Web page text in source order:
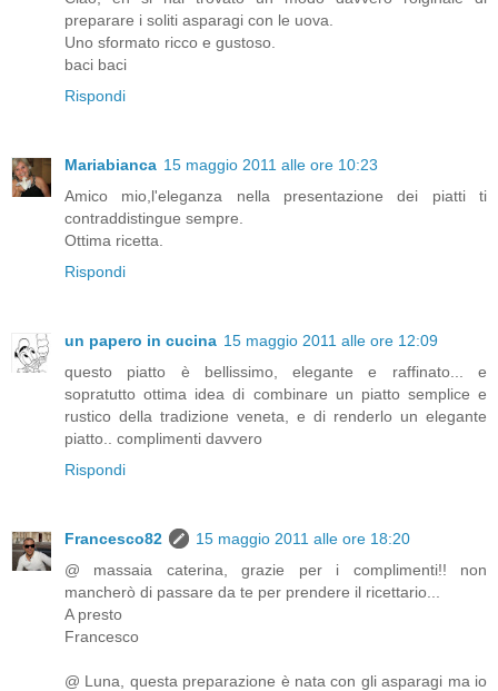
preparare i soliti asparagi con le uova.
Uno sformato ricco e gustoso.
baci baci
Rispondi
Mariabianca 15 maggio 2011 alle ore 10:23
Amico mio,l'eleganza nella presentazione dei piatti ti
contraddistingue sempre.
Ottima ricetta.
Rispondi
un papero in cucina 15 maggio 2011 alle ore 12:09
questo piatto è bellissimo, elegante e raffinato... e
sopratutto ottima idea di combinare un piatto semplice e
rustico della tradizione veneta, e di renderlo un elegante
piatto.. complimenti davvero
Rispondi
Francesco82
15 maggio 2011 alle ore 18:20
@ massaia caterina, grazie per i complimenti!! non
mancherò di passare da te per prendere il ricettario...
A presto
Francesco
@ Luna, questa preparazione è nata con gli asparagi ma io